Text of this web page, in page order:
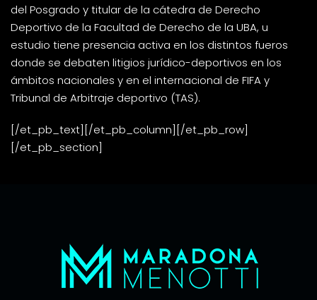
del Posgrado y titular de la cátedra de Derecho
Deportivo de la Facultad de Derecho de la UBA, u
estudio tiene presencia activa en los distintos fueros
donde se debaten litigios jurídico-deportivos en los
ámbitos nacionales y en el internacional de FIFA y
Tribunal de Arbitraje deportivo (TAS).
[/et_pb_text][/et_pb_column][/et_pb_row]
[/et_pb_section]